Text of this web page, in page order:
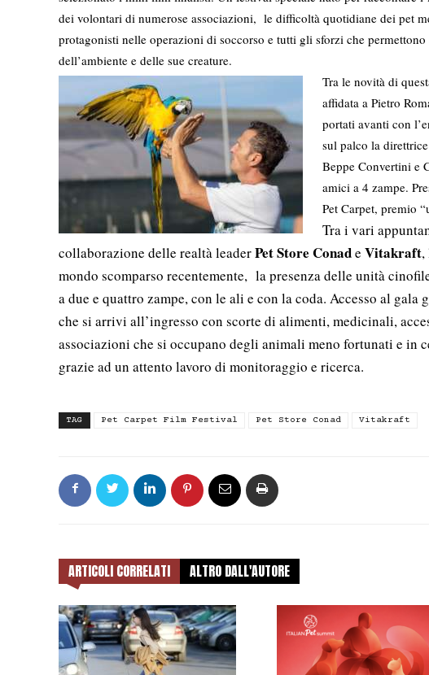
dei volontari di numerose associazioni, le difficoltà quotidiane dei pet
protagonisti nelle operazioni di soccorso e tutti gli sforzi che
dell’ambiente e delle sue creature.
Tra le novità di
affidata a Pietro
portati avanti con
sul palco la
Beppe Convertini e
amici a 4 zampe.
Pet Carpet, premio
Tra i vari
collaborazione delle realtà leaderPet Store Conade Vitakraft
mondo scomparso recentemente, la presenza delle unità
a due e quattro zampe, con le ali e con la coda. Accesso al
che si arrivi all’ingresso con scorte di alimenti, medicinali,
associazioni che si occupano degli animali meno fortunati e in
grazie ad un attento lavoro di monitoraggio e ricerca.
TAG Pet Carpet Film Festival Pet Store Conad Vitakraft
ARTICOLI CORRELATI ALTRO DALL'AUTORE